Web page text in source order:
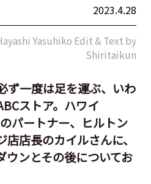
2023.4.28
Yasuhiko Edit & Text by
Shiritaikun
ず一度は足を運ぶ、いわ
ストア。ハワイ
パートナー、ヒルトン
店長のカイルさんに、
ウンとその後についてお